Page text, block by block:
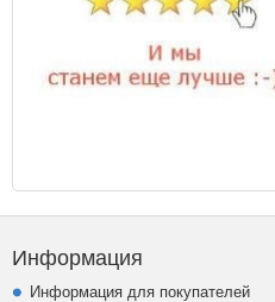
Информация
Информация для покупателей